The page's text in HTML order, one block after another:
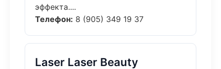
эффекта....
Телефон: 8 (905) 349 19 37
Laser Laser Beauty